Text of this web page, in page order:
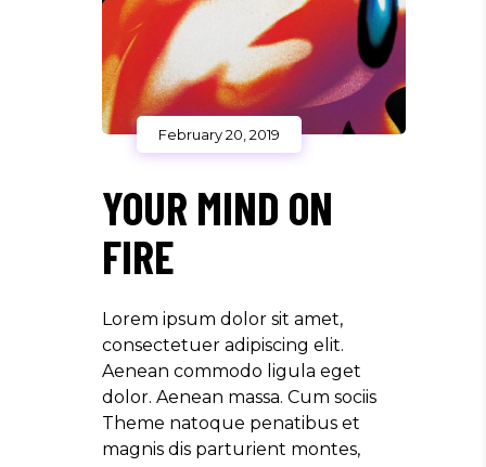
February 20, 2019
YOUR MIND ON
FIRE
Lorem ipsum dolor sit amet,
consectetuer adipiscing elit.
Aenean commodo ligula eget
dolor. Aenean massa. Cum sociis
Theme natoque penatibus et
magnis dis parturient montes,